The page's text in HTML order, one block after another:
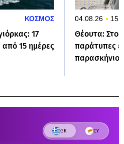
ΚΟΣΜΟΣ
17
από 15 ημέρες
04.08.26
Θέουτα:
παράτυπες
παρασκήνιο